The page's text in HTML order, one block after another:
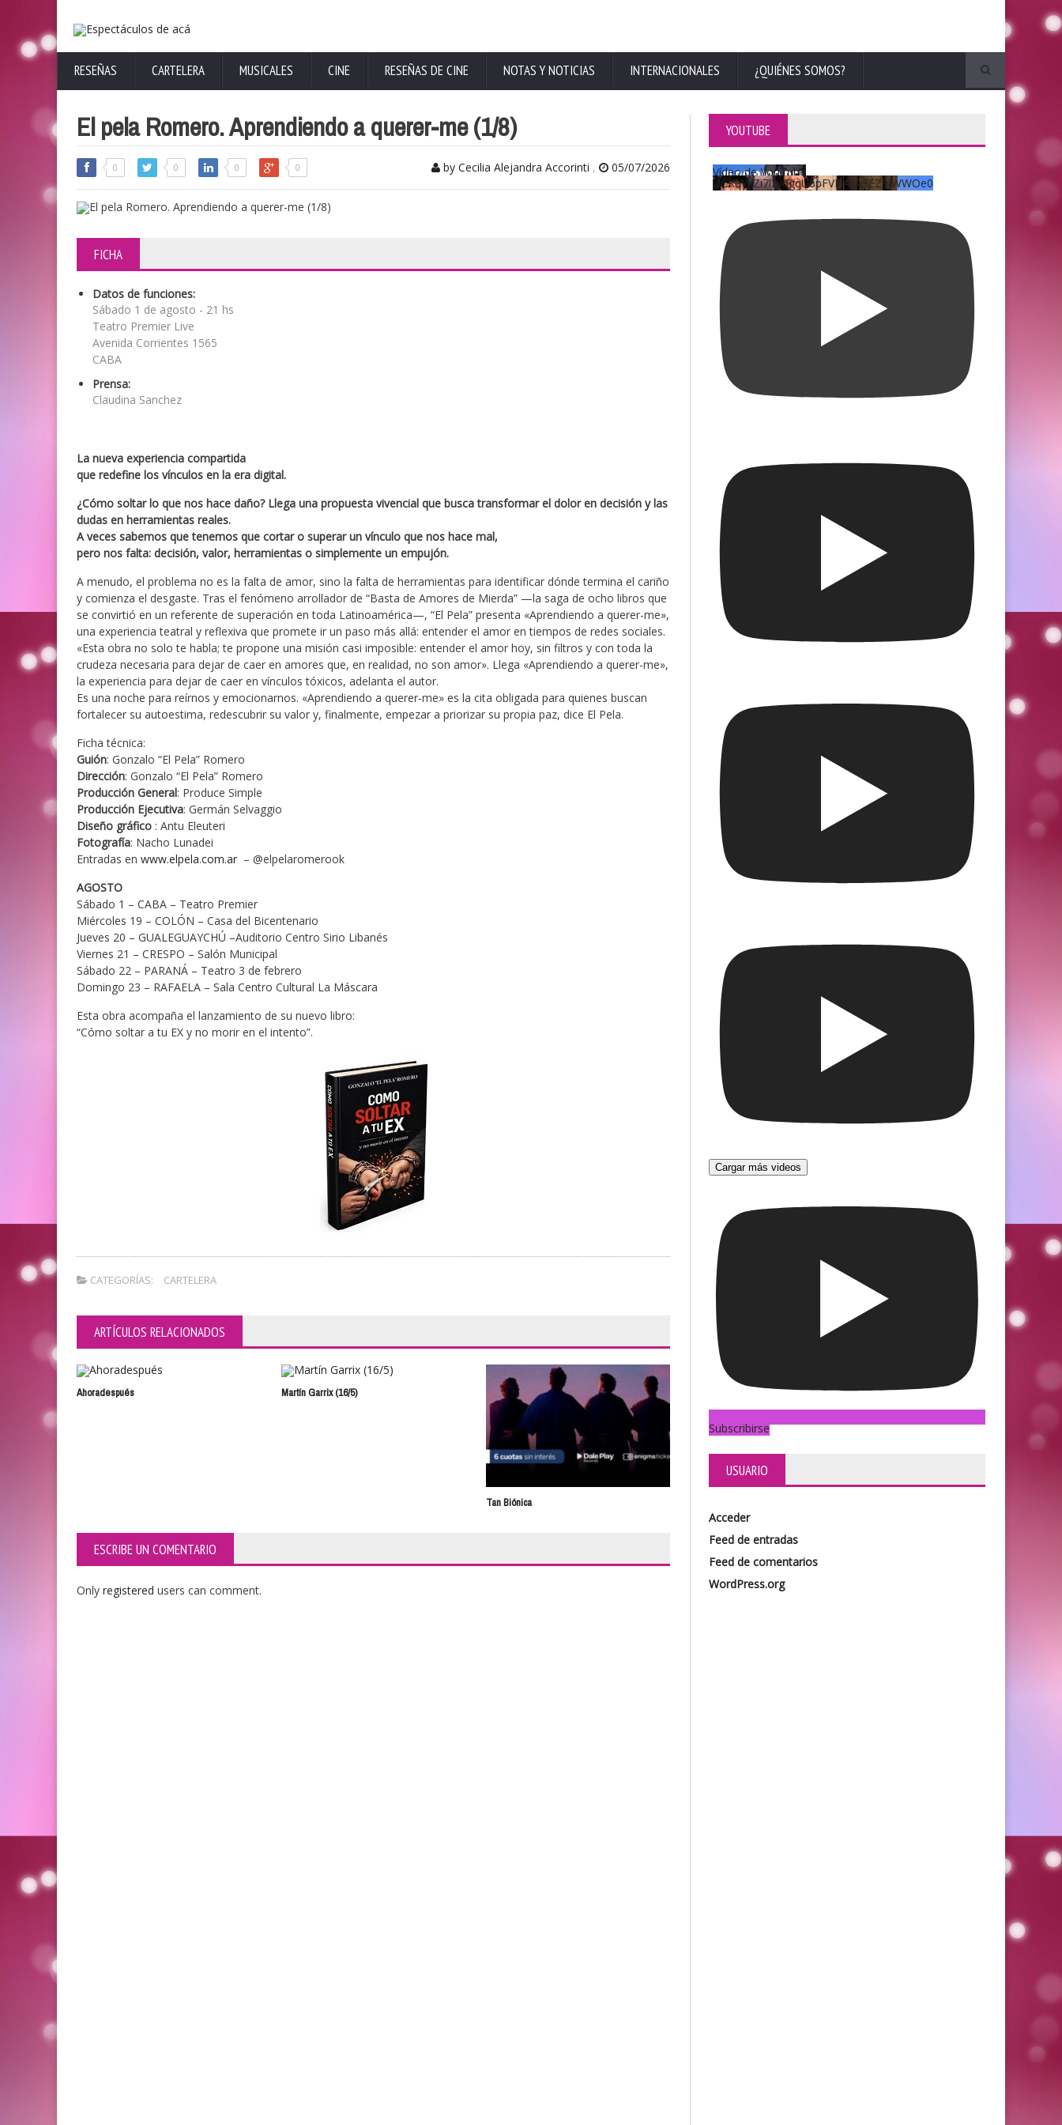
RESEÑAS CARTELERA MUSICALES CINE RESEÑAS DE CINE NOTAS Y NOTICIAS INTERNACIONALES ¿QUIÉNES SOMOS?
El pela Romero. Aprendiendo a querer-me (1/8)
0 0 0 0 by Cecilia Alejandra Accorinti , 05/07/2026
FICHA
Datos de funciones:
Sábado 1 de agosto - 21 hs
Teatro Premier Live
Avenida Corrientes 1565
CABA
Prensa:
Claudina Sanchez
La nueva experiencia compartida
que redefine los vínculos en la era digital.
¿Cómo soltar lo que nos hace daño? Llega una propuesta vivencial que busca transformar el dolor en decisión y las
dudas en herramientas reales.
A veces sabemos que tenemos que cortar o superar un vínculo que nos hace mal,
pero nos falta: decisión, valor, herramientas o simplemente un empujón.
A menudo, el problema no es la falta de amor, sino la falta de herramientas para identificar dónde termina el cariño
y comienza el desgaste. Tras el fenómeno arrollador de “Basta de Amores de Mierda” —la saga de ocho libros que
se convirtió en un referente de superación en toda Latinoamérica—, “El Pela” presenta «Aprendiendo a querer-me»,
una experiencia teatral y reflexiva que promete ir un paso más allá: entender el amor en tiempos de redes sociales.
«Esta obra no solo te habla; te propone una misión casi imposible: entender el amor hoy, sin filtros y con toda la
crudeza necesaria para dejar de caer en amores que, en realidad, no son amor». Llega «Aprendiendo a querer-me»,
la experiencia para dejar de caer en vínculos tóxicos, adelanta el autor.
Es una noche para reírnos y emocionarnos. «Aprendiendo a querer-me» es la cita obligada para quienes buscan
fortalecer su autoestima, redescubrir su valor y, finalmente, empezar a priorizar su propia paz, dice El Pela.
Ficha técnica:
Guión: Gonzalo “El Pela” Romero
Dirección: Gonzalo “El Pela” Romero
Producción General: Produce Simple
Producción Ejecutiva: Germán Selvaggio
Diseño gráfico : Antu Eleuteri
Fotografía: Nacho Lunadei
Entradas en www.elpela.com.ar – @elpelaromerook
AGOSTO
Sábado 1 – CABA – Teatro Premier
Miércoles 19 – COLÓN – Casa del Bicentenario
Jueves 20 – GUALEGUAYCHÚ –Auditorio Centro Sirio Libanés
Viernes 21 – CRESPO – Salón Municipal
Sábado 22 – PARANÁ – Teatro 3 de febrero
Domingo 23 – RAFAELA – Sala Centro Cultural La Máscara
Esta obra acompaña el lanzamiento de su nuevo libro:
“Cómo soltar a tu EX y no morir en el intento”.
CATEGORÍAS: CARTELERA
ARTÍCULOS RELACIONADOS
Ahoradespués Martín Garrix (16/5)
Tan Biónica
Breve interludio Rawa Yana
ESCRIBE UN COMENTARIO
Only registered users can comment.
YOUTUBE
Vídeo de YouTube
UCKqYjiZi7lzy6gqU6pFVFiA_A3EZ9JWWOe0
Cargar más videos
Subscribirse
USUARIO
Acceder
Feed de entradas
Feed de comentarios
WordPress.org